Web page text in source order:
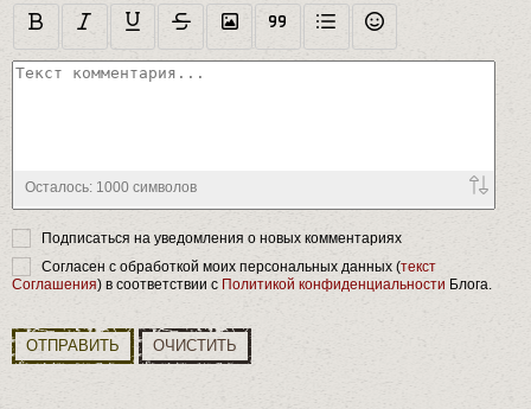
Осталось: 1000 символов
Подписаться на уведомления о новых комментариях
Согласен с обработкой моих персональных данных (текст
Соглашения) в соответствии с Политикой конфиденциальности Блога.
ОТПРАВИТЬ ОЧИСТИТЬ